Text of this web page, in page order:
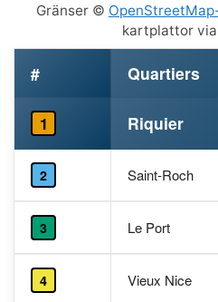
Gränser ©
kartplattor via
# Quartiers
1 Riquier
2 Saint-Roch
3 Le Port
4 Vieux Nice